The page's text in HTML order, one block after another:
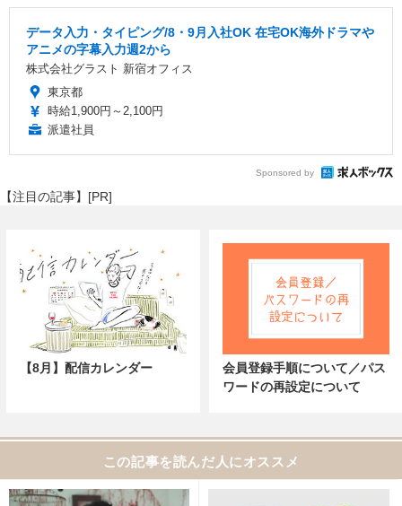
データ入力・タイピング/8・9月入社OK 在宅OK海外ドラマや
アニメの字幕入力週2から
株式会社グラスト 新宿オフィス
東京都
時給1,900円～2,100円
派遣社員
Sponsored by
【注目の記事】[PR]
【8月】配信カレンダー
会員登録手順について／パス
ワードの再設定について
この記事を読んだ人にオススメ